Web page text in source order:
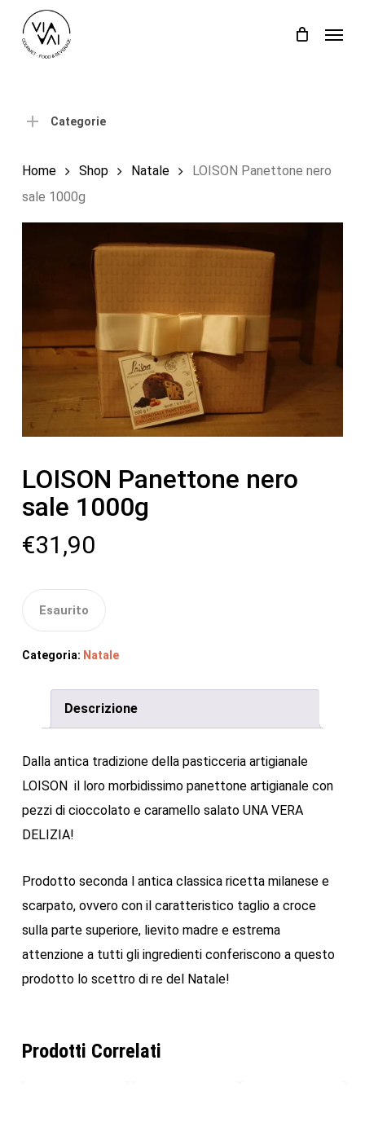
Carrello Close
Categorie
Home Shop Natale
LOISON Panettone nero
sale 1000g
LOISON Panettone nero
sale 1000g
€31,90
Esaurito
Categoria: Natale
Descrizione
Dalla antica tradizione della pasticceria artigianale
LOISON il loro morbidissimo panettone artigianale con
pezzi di cioccolato e caramello salato UNA VERA
DELIZIA!
Prodotto seconda l antica classica ricetta milanese e
scarpato, ovvero con il caratteristico taglio a croce
sulla parte superiore, lievito madre e estrema
attenzione a tutti gli ingredienti conferiscono a questo
prodotto lo scettro di re del Natale!
Prodotti Correlati